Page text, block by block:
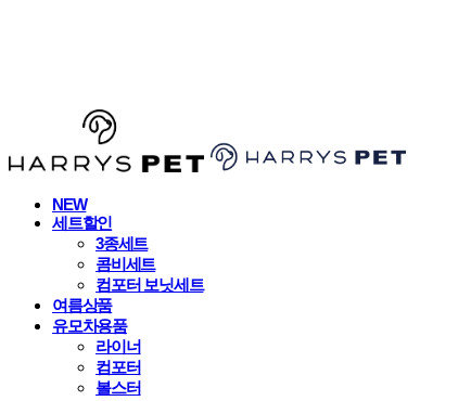
NEW
세트할인
3종세트
콤비세트
컴포터 보닛세트
여름상품
유모차용품
라이너
컴포터
볼스터